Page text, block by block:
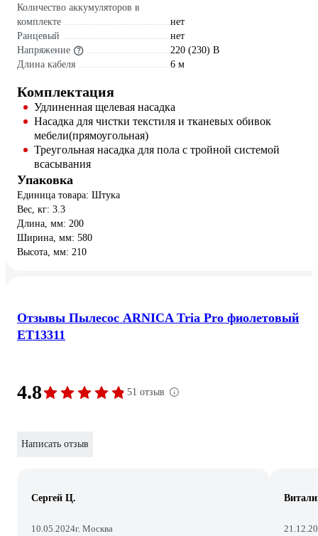
Количество аккумуляторов в
комплекте
нет
Ранцевый
нет
Напряжение
220 (230) В
Длина кабеля
6 м
Комплектация
Удлиненная щелевая насадка
Насадка для чистки текстиля и тканевых обивок
мебели(прямоугольная)
Треугольная насадка для пола с тройной системой
всасывания
Упаковка
Единица товара: Штука
Вес, кг: 3.3
Длина, мм: 200
Ширина, мм: 580
Высота, мм: 210
Отзывы Пылесос ARNICA Tria Pro фиолетовый
ET13311
4.8 51 отзыв
Написать отзыв
Сергей Ц.
10.05.2024г. Москва